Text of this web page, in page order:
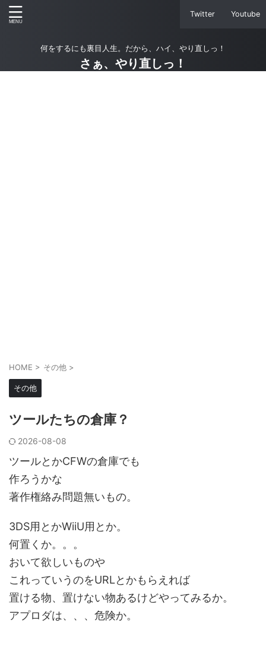
Twitter Youtube
何をするにも裏目人生。だから、ハイ、やり直しっ！
さぁ、やり直しっ！
HOME > その他 >
その他
ツールたちの倉庫？
2026-08-08
ツールとかCFWの倉庫でも
作ろうかな
著作権絡み問題無いもの。
3DS用とかWiiU用とか。
何置くか。。。
おいて欲しいものや
これっていうのをURLとかもらえれば
置ける物、置けない物あるけどやってみるか。
アプロダは、、、危険か。